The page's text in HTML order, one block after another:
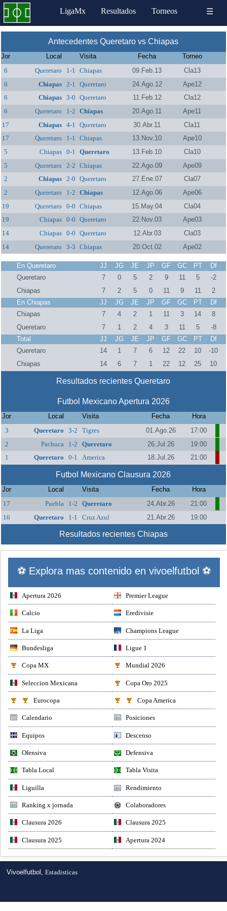
LigaMx Resultados Torneos ☰
Antecedentes Queretaro vs Chiapas
Jor Local Visita Fecha
Torneo
6
Queretaro 1-1 Chiapas 09.Feb.13
Cla13
6
Chiapas 2-1 Queretaro 24.Ago.12
Ape12
6
Chiapas 3-0 Queretaro 11.Feb.12
Cla12
6
Queretaro 1-2 Chiapas 20.Ago.11
Ape11
17
Chiapas 4-1 Queretaro 30.Abr.11
Cla11
17
Queretaro 1-1 Chiapas 13.Nov.10
Ape10
5
Chiapas 0-1 Queretaro 13.Feb.10
Cla10
5
Queretaro 2-2 Chiapas 22.Ago.09
Ape09
2
Chiapas 2-0 Queretaro 27.Ene.07
Cla07
2
Queretaro 1-2 Chiapas 12.Ago.06
Ape06
19
Queretaro 0-0 Chiapas 15.May.04
Cla04
19
Chiapas 0-0 Queretaro 22.Nov.03
Ape03
14
Chiapas 0-0 Queretaro 12.Abr.03
Cla03
14
Queretaro 3-3 Chiapas 20.Oct.02 Ape02
En Queretaro JJ JG JE JP GF GC PT
Df
Queretaro
7 0 5 2 9 11 5
-2
Chiapas
7 2 5 0 11 9 11
2
En Chiapas
JJ JG JE JP GF GC PT
Df
Chiapas
7 4 2 1 11 3 14
8
Queretaro
7 1 2 4 3 11 5
-8
Total
JJ JG JE JP GF GC PT
Df
Queretaro
14 1 7 6 12 22 10
-10
Chiapas
14 6 7 1 22 12 25 10
Resultados recientes Queretaro
Futbol Mexicano Apertura 2026
Jor Local Visita Fecha
Hora
3
Queretaro 3-2 Tigres 01.Ago.26
17:00
2
Pachuca 1-2 Queretaro 26.Jul.26
19:00
1
Queretaro 0-1 America 18.Jul.26 21:00
Futbol Mexicano Clausura 2026
Jor Local Visita Fecha
Hora
17
Puebla 1-2 Queretaro 24.Abr.26
21:00
16
Queretaro 1-1 Cruz Azul 21.Abr.26 19:00
Resultados recientes Chiapas
⚽ Explora mas contenido en vivoelfutbol ⚽
Apertura 2026 Premier League
Calcio Eredivisie
La Liga Champions League
Bundesliga Ligue 1
Copa MX Mundial 2026
Seleccion Mexicana Copa Oro 2025
Eurocopa Copa America
Calendario Posiciones
Equipos Descenso
Ofensiva Defensiva
Tabla Local Tabla Visita
Liguilla Rendimiento
Ranking x jornada Colaboradores
Clausura 2026 Clausura 2025
Clausura 2025 Apertura 2024
Vivoelfutbol,Estadisticas